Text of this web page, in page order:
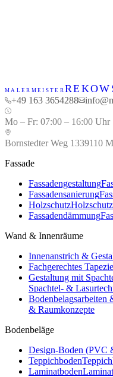
MALERMEISTER
+49 163 3654288
Mo – Fr: 07:00 – 16:00 Uhr
Bornstedter Weg 1339110
Fassade
Fassadengestaltung
Fassadensanierung
HolzschutzHolzschutz
Fassadendämmung
Wand & Innenräume
Innenanstrich &
Fachgerechtes
Gestaltung mit
Spachtel- &
Bodenbelagsarbeiten
& Raumkonzepte
Bodenbeläge
Design-Boden (PVC
Teppichboden
Laminatboden